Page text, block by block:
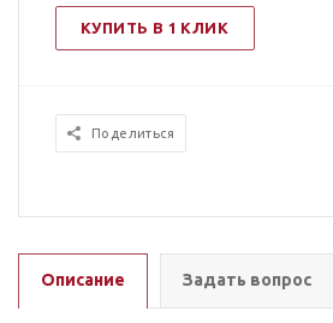
КУПИТЬ В 1 КЛИК
Поделиться
Описание Задать вопрос